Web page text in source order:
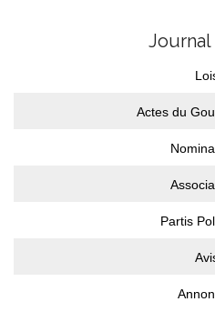
Actes du
Partis